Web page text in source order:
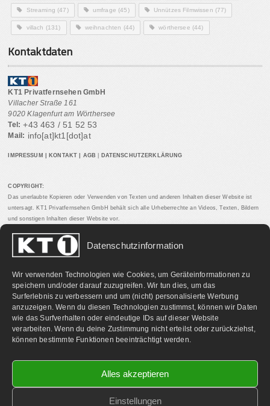
Datenschutzinformation
Wir verwenden Technologien wie Cookies, um Geräteinformationen zu
speichern und/oder darauf zuzugreifen. Wir tun dies, um das
Surferlebnis zu verbessern und um (nicht) personalisierte Werbung
anzuzeigen. Wenn du diesen Technologien zustimmst, können wir Daten
wie das Surfverhalten oder eindeutige IDs auf dieser Website
verarbeiten. Wenn du deine Zustimmung nicht erteilst oder zurückziehst,
können bestimmte Funktionen beeinträchtigt werden.
Alles akzeptieren
Einstellungen
Streaming (47) umfrage (45) Unnützes Filmwissen (77)
villach (131) weihnachten (44) wörthersee (44)
Kontaktdaten
KT1 Privatfernsehen GmbH
Villacher Straße 161
9020 Klagenfurt am Wörthersee
Tel: +43 463 / 51 52 53
Mail: info[at]kt1[dot]at
IMPRESSUM KONTAKT AGB DATENSCHUTZERKLÄRUNG
COPYRIGHT:
Das unerlaubte Kopieren oder Verwenden von Texten und anderen Inhalten dieser Website ist
untersagt. KT1 Privatfernsehen GmbH behält sich alle Urheberrechte an Videos, Texten, Bildern
und sonstigen Inhalten dieser Website vor.
PARTNERLINKS: